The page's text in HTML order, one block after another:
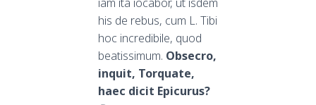
his de rebus, cum L. Tibi
hoc incredibile, quod
beatissimum. Obsecro,
inquit, Torquate,
haec dicit Epicurus?